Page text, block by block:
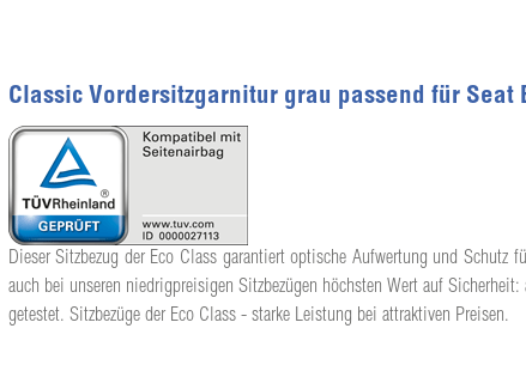
Classic Vordersitzgarnitur grau passend für
Dieser Sitzbezug der Eco Class garantiert optische Aufwertung und
auch bei unseren niedrigpreisigen Sitzbezügen höchsten Wert auf
getestet. Sitzbezüge der Eco Class - starke Leistung bei attraktiven Preisen.